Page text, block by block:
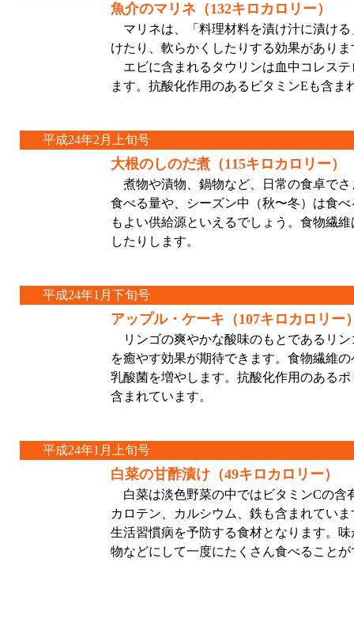
魚介のマリネ（132キロカロリー）
マリネは、「料理材料を漬け汁に漬け
けたり、軟らかくしたりする効果がありま
エビに含まれるタウリンは血中コレス
ます。抗酸化作用のあるビタミンEも含ま
平成24年2月上旬号
大根のしのだ煮（115キロカロリー）
煮物や漬物、鍋物など、日常の食卓で
食べる量や、シーズン中（秋〜冬）は食
もよい供給源といえるでしょう。食物繊
したりします。
平成24年1月下旬号
アップル・ケーキ（107キロカロリー
リンゴの爽やかな酸味のもとであるリ
を癒やす効果が期待できます。食物繊維
乳酸菌を増やします。抗酸化作用のある
含まれています。
平成24年1月上旬号
白菜の甘酢漬け（49キロカロリー）
白菜は淡色野菜の中ではビタミンCの含
カロテン、カルシウム、鉄も含まれてい
生活習慣病を予防する食材となります。
物などにして一度にたくさん食べること